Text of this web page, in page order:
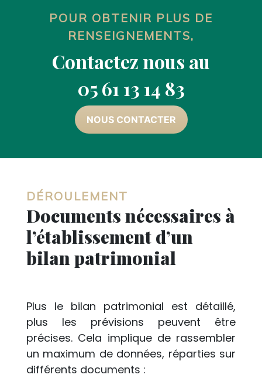
POUR OBTENIR PLUS DE
RENSEIGNEMENTS,
Contactez nous au
05 61 13 14 83
NOUS CONTACTER
DÉROULEMENT
Documents nécessaires à
l’établissement d’un
bilan patrimonial
Plus le bilan patrimonial est détaillé,
plus les prévisions peuvent être
précises. Cela implique de rassembler
un maximum de données, réparties sur
différents documents :